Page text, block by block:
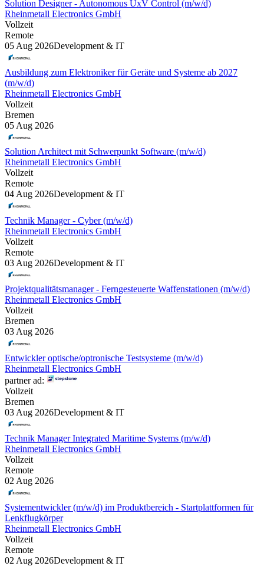
Solution Designer - Autonomous UxV Control (m/w/d)
Rheinmetall Electronics GmbH
Vollzeit
Remote
05 Aug 2026Development & IT
Ausbildung zum Elektroniker für Geräte und Systeme ab 2027
(m/w/d)
Rheinmetall Electronics GmbH
Vollzeit
Bremen
05 Aug 2026
Solution Architect mit Schwerpunkt Software (m/w/d)
Rheinmetall Electronics GmbH
Vollzeit
Remote
04 Aug 2026Development & IT
Technik Manager - Cyber (m/w/d)
Rheinmetall Electronics GmbH
Vollzeit
Remote
03 Aug 2026Development & IT
Projektqualitätsmanager - Ferngesteuerte Waffenstationen (m/w/d)
Rheinmetall Electronics GmbH
Vollzeit
Bremen
03 Aug 2026
Entwickler optische/optronische Testsysteme (m/w/d)
Rheinmetall Electronics GmbH
partner ad:
Vollzeit
Bremen
03 Aug 2026Development & IT
Technik Manager Integrated Maritime Systems (m/w/d)
Rheinmetall Electronics GmbH
Vollzeit
Remote
02 Aug 2026
Systementwickler (m/w/d) im Produktbereich - Startplattformen für
Lenkflugkörper
Rheinmetall Electronics GmbH
Vollzeit
Remote
02 Aug 2026Development & IT